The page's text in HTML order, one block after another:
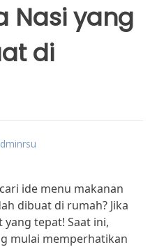
Nasi yang
di
ide menu makanan
dibuat di rumah? Jika
tepat! Saat ini,
mulai memperhatikan